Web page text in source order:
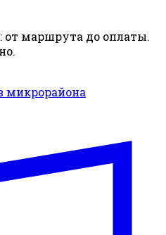
от маршрута до оплаты.
микрорайона